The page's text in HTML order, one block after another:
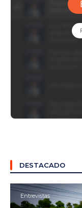
DESTACADO
Entrevistas